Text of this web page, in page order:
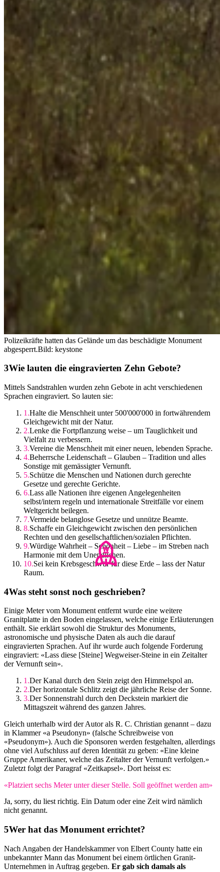
Polizeikräfte hatten das Gelände um das beschädigte Monument
abgesperrt.Bild: keystone
Wie lauten die eingravierten Zehn Gebote?
Mittels Sandstrahlen wurden zehn Gebote in acht verschiedenen
Sprachen eingraviert. So lauten sie:
Halte die Menschheit unter 500'000'000 in fortwährendem
Gleichgewicht mit der Natur.
Lenke die Fortpflanzung weise – um Tauglichkeit und
Vielfalt zu verbessern.
Vereine die Menschheit mit einer neuen, lebenden Sprache.
Beherrsche Leidenschaft – Glauben – Tradition und alles
Sonstige mit gemässigter Vernunft.
Schütze die Menschen und Nationen durch gerechte
Gesetze und gerechte Gerichte.
Lass alle Nationen ihre eigenen Angelegenheiten
selbst/intern regeln und internationale Streitfälle vor einem
Weltgericht beilegen.
Vermeide belanglose Gesetze und unnütze Beamte.
Schaffe ein Gleichgewicht zwischen den persönlichen
Rechten und den gesellschaftlichen/sozialen Pflichten.
Würdige Wahrheit – Schönheit – Liebe – im Streben nach
Harmonie mit dem Unendlichen.
Sei kein Krebsgeschwür für diese Erde – lass der Natur
Raum.
Was steht sonst noch geschrieben?
Einige Meter vom Monument entfernt wurde eine weitere
Granitplatte in den Boden eingelassen, welche einige Erläuterungen
enthält. Sie erklärt sowohl die Struktur des Monuments,
astronomische und physische Daten als auch die darauf
eingravierten Sprachen. Auf ihr wurde auch folgende Forderung
eingraviert: «Lass diese [Steine] Wegweiser-Steine in ein Zeitalter
der Vernunft sein».
Der Kanal durch den Stein zeigt den Himmelspol an.
Der horizontale Schlitz zeigt die jährliche Reise der Sonne.
Der Sonnenstrahl durch den Deckstein markiert die
Mittagszeit während des ganzen Jahres.
Gleich unterhalb wird der Autor als R. C. Christian genannt – dazu
in Klammer «a Pseudonyn» (falsche Schreibweise von
«Pseudonym»). Auch die Sponsoren werden festgehalten, allerdings
ohne viel Aufschluss auf deren Identität zu geben: «Eine kleine
Gruppe Amerikaner, welche das Zeitalter der Vernunft verfolgen.»
Zuletzt folgt der Paragraf «Zeitkapsel». Dort heisst es:
«Platziert sechs Meter unter dieser Stelle. Soll geöffnet werden am»
Ja, sorry, du liest richtig. Ein Datum oder eine Zeit wird nämlich
nicht genannt.
Wer hat das Monument errichtet?
Nach Angaben der Handelskammer von Elbert County hatte ein
unbekannter Mann das Monument bei einem örtlichen Granit-
Unternehmen in Auftrag gegeben. Er gab sich damals als